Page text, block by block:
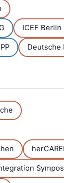
ICEF
Deutsche